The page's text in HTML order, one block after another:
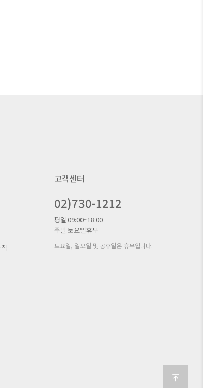
고객센터
02)730-1212
평일 09:00~18:00
주말 토요일휴무
토요일, 일요일 및 공휴일은 휴무입니다.